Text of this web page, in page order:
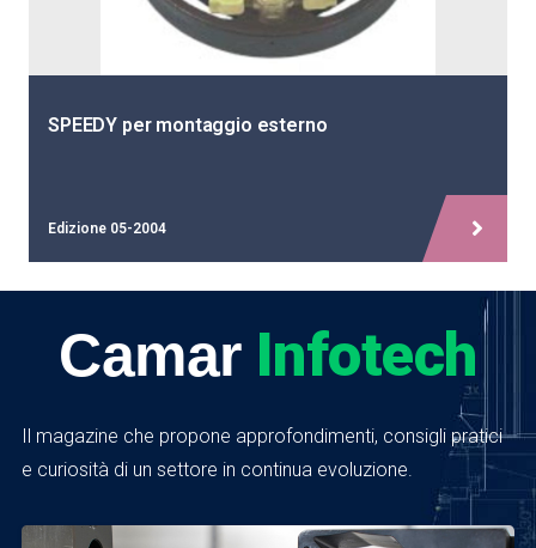
SPEEDY per montaggio esterno
Edizione 05-2004
Camar Infotech
Il magazine che propone approfondimenti, consigli pratici
e curiosità di un settore in continua evoluzione.